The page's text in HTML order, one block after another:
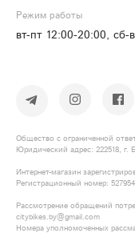
Режим работы
вт-пт 12:00-20:00, сб-
Общество с ограниченной
Юридический адрес: 222518,
Интернет-магазин
Регистрационный номер: 527954
Рассмотрение обращений
citybikes.by@gmail.com
Номера уполномоченных